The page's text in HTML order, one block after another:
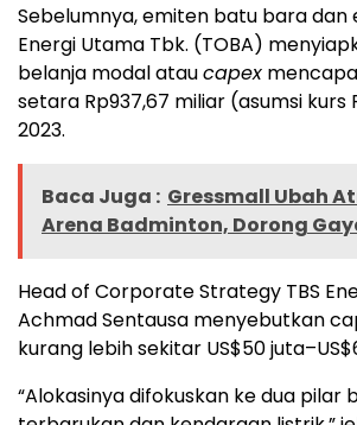
Sebelumnya, emiten batu bara dan
Energi Utama Tbk. (TOBA)
belanja modal ataucapex
setara Rp937,67 miliar (asumsi kurs
2023.
Baca Juga : Gressmall Ubah
Arena Badminton, Dorong
Head of Corporate Strategy TBS
Achmad Sentausa menyebutkan
kurang lebih sekitar US$50
“Alokasinya difokuskan ke dua pilar